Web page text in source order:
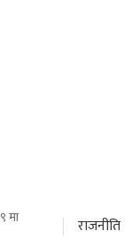
मा
राजनीति